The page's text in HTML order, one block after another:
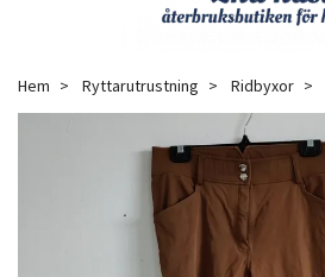
Hem Ryttarutrustning Ridbyxor